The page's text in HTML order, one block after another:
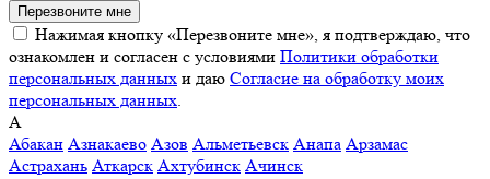
Перезвоните мне
Нажимая кнопку «Перезвоните мне», я подтверждаю, что
ознакомлен и согласен с условиями Политики обработки
персональных данных и даю Согласие на обработку моих
персональных данных.
А
Абакан Азнакаево Азов Альметьевск Анапа Арзамас
Астрахань Аткарск Ахтубинск Ачинск